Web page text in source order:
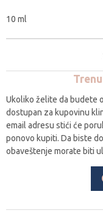
10 ml
Ukoliko želite da budete
dostupan za kupovinu
email adresu stići će
ponovo kupiti. Da biste
obaveštenje morate biti